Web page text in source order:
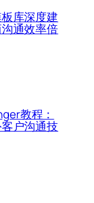
库深度建
通效率倍
教程：
户沟通技